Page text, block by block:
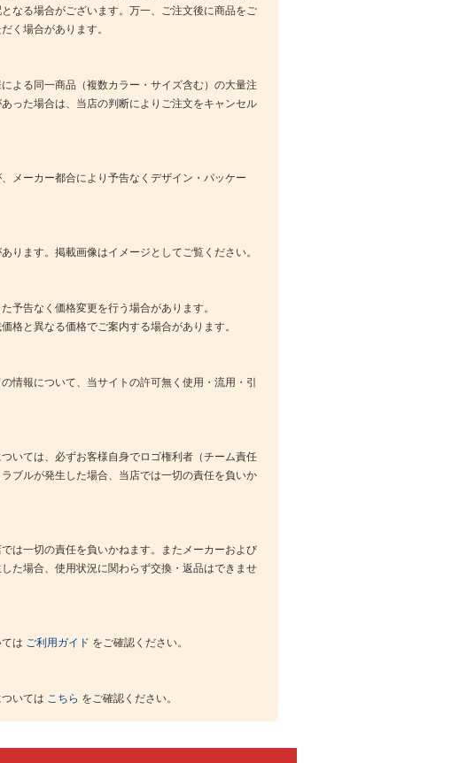
なる場合がございます。万一、ご注文後に商品をご
く場合があります。
よる同一商品（複数カラー・サイズ含む）の大量注
った場合は、当店の判断によりご注文をキャンセル
メーカー都合により予告なくデザイン・パッケー
ります。掲載画像はイメージとしてご覧ください。
予告なく価格変更を行う場合があります。
格と異なる価格でご案内する場合があります。
情報について、当サイトの許可無く使用・流用・引
いては、必ずお客様自身でロゴ権利者（チーム責任
ブルが発生した場合、当店では一切の責任を負いか
は一切の責任を負いかねます。またメーカーおよび
た場合、使用状況に関わらず交換・返品はできませ
は ご利用ガイド をご確認ください。
いては こちら をご確認ください。